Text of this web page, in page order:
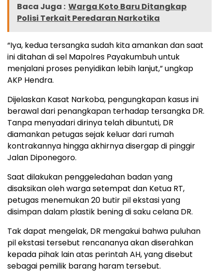
Baca Juga : Warga Koto Baru Ditangkap
Polisi Terkait Peredaran Narkotika
“Iya, kedua tersangka sudah kita amankan dan saat
ini ditahan di sel Mapolres Payakumbuh untuk
menjalani proses penyidikan lebih lanjut,” ungkap
AKP Hendra.
Dijelaskan Kasat Narkoba, pengungkapan kasus ini
berawal dari penangkapan terhadap tersangka DR.
Tanpa menyadari dirinya telah dibuntuti, DR
diamankan petugas sejak keluar dari rumah
kontrakannya hingga akhirnya disergap di pinggir
Jalan Diponegoro.
Saat dilakukan penggeledahan badan yang
disaksikan oleh warga setempat dan Ketua RT,
petugas menemukan 20 butir pil ekstasi yang
disimpan dalam plastik bening di saku celana DR.
Tak dapat mengelak, DR mengakui bahwa puluhan
pil ekstasi tersebut rencananya akan diserahkan
kepada pihak lain atas perintah AH, yang disebut
sebagai pemilik barang haram tersebut.